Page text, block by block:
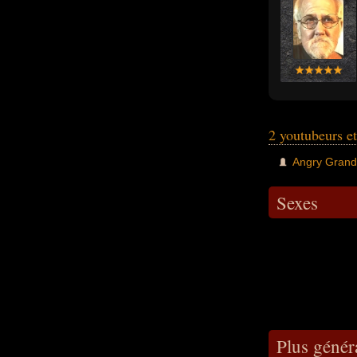
2 youtubeurs
Angry
Sexes
Plus